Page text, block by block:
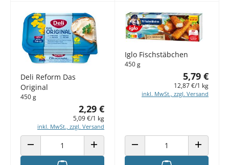
Deli Reform Das
Original
450 g
2,29 €
5,09 €/1 kg
inkl. MwSt., zzgl. Versand
ANZAHL VERRINGERN ANZAHL ERHÖHEN
Iglo Fischstäbchen
450 g
5,79 €
12,87 €/1 kg
inkl. MwSt., zzgl. Versand
ANZAHL VERRINGERN ANZAHL